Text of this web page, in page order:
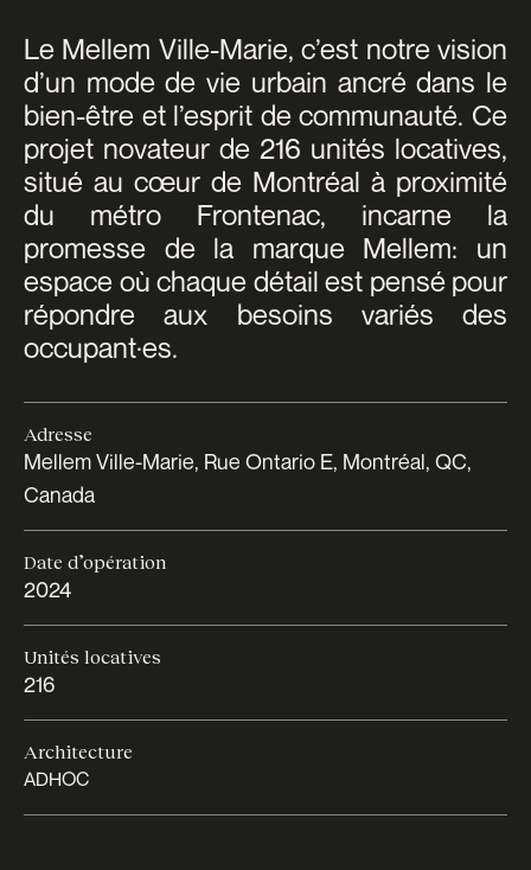
Le Mellem Ville-Marie, c’est notre vision
d’un mode de vie urbain ancré dans le
bien-être et l’esprit de communauté. Ce
projet novateur de 216 unités locatives,
situé au cœur de Montréal à proximité
du métro Frontenac, incarne la
promesse de la marque Mellem: un
espace où chaque détail est pensé pour
répondre aux besoins variés des
occupant·es.
Adresse
Mellem Ville-Marie, Rue Ontario E, Montréal, QC,
Canada
Date d’opération
2024
Unités locatives
216
Architecture
ADHOC